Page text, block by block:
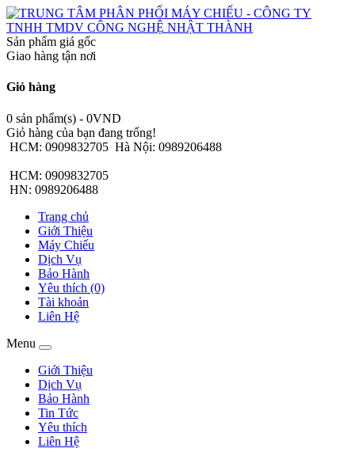
Sản phẩm giá gốc
Giao hàng tận nơi
Giỏ hàng
0 sản phẩm(s) - 0VND
Giỏ hàng của bạn đang trống!
HCM: 0909832705 Hà Nội: 0989206488
HCM: 0909832705
HN: 0989206488
Trang chủ
Giới Thiệu
Máy Chiếu
Dịch Vụ
Bảo Hành
Yêu thích (0)
Tài khoản
Liên Hệ
Menu
Giới Thiệu
Dịch Vụ
Bảo Hành
Tin Tức
Yêu thích
Liên Hệ